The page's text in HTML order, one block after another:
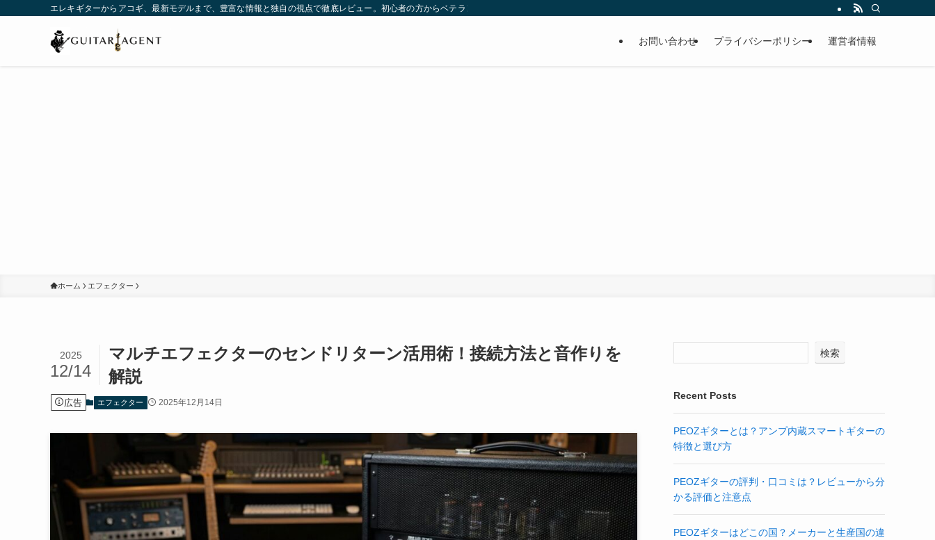
エレキギターからアコギ、最新モデルまで、豊富な情報と独自の視点で徹底レビュー。初心者の方からベテランまで、あなたの求める理想のギター探しを全力サポート。メーカー評判、選び方のコツ、メンテナンス方法も網羅。
お問い合わせ プライバシーポリシー 運営者情報
ホーム エフェクター
マルチエフェクターのセンドリターン活用術！接続方法と音作りを
解説
2025
12/14
広告 エフェクター 2025年12月14日
検索
Recent Posts
PEOZギターとは？アンプ内蔵スマートギターの
特徴と選び方
PEOZギターの評判・口コミは？レビューから分
かる評価と注意点
PEOZギターはどこの国？メーカーと生産国の違